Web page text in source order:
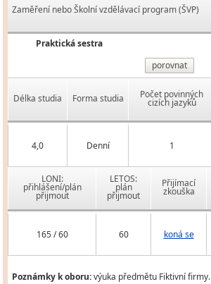
Zaměření nebo Školní vzdělávací program (ŠVP)
Praktická sestra
porovnat
Délka studia Forma studia Počet povinných
cizích jazyků
4,0 Denní 1
LONI:
přihlášení/plán
přijmout
LETOS:
plán
přijmout
Přijímací
zkouška
165 / 60 60 koná se
Poznámky k oboru:výuka předmětu Fiktivní firmy.